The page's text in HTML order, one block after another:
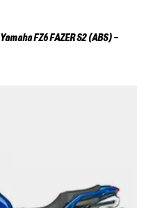
YamahaFZ6 FAZER S2 (ABS) -